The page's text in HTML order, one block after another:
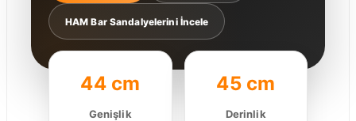
HAM Bar Sandalyelerini İncele
44 cm
Genişlik
45 cm
Derinlik